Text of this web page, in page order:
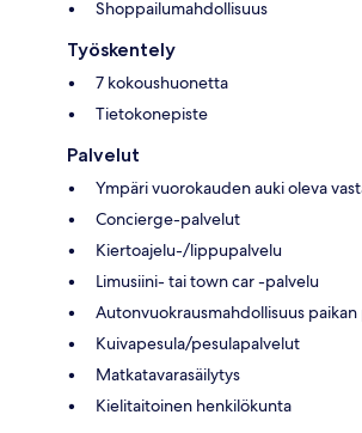
Shoppailumahdollisuus
Työskentely
7 kokoushuonetta
Tietokonepiste
Palvelut
Ympäri vuorokauden auki oleva
Concierge-palvelut
Kiertoajelu-/lippupalvelu
Limusiini- tai town car -palvelu
Autonvuokrausmahdollisuus paikan
Kuivapesula/pesulapalvelut
Matkatavarasäilytys
Kielitaitoinen henkilökunta